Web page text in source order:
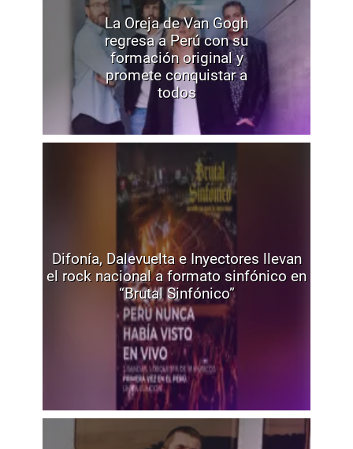
La Oreja de Van Gogh
regresa a Perú con su
formación original y
promete conquistar a
todos
Difonía, Dalevuelta e Inyectores llevan
el rock nacional a formato sinfónico en
“Brutal Sinfónico”